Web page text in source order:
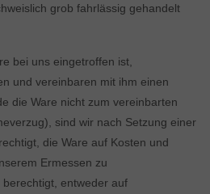
grob fahrlässig gehandelt
bei uns eingetroffen ist,
und vereinbaren mit ihm einen
die Ware nicht zum vereinbarten
sind wir nach Setzung einer
die Ware auf Kosten und
Ermessen zu
entweder auf